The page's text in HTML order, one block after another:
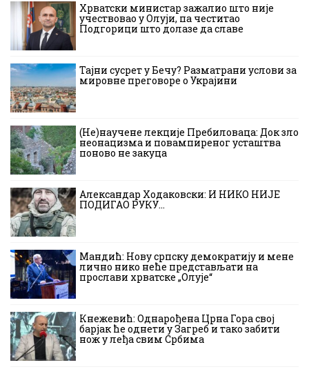
Хрватски министар зажалио што није
учествовао у Олуји, па честитао
Подгорици што долазе да славе
Тајни сусрет у Бечу? Разматрани услови за
мировне преговоре о Украјини
(Не)научене лекције Пребиловаца: Док зло
неонацизма и повампиреног усташтва
поново не закуца
Александар Ходаковски: И НИКО НИЈЕ
ПОДИГАО РУКУ…
Мандић: Нову српску демократију и мене
лично нико неће представљати на
прослави хрватске „Олује“
Кнежевић: Однарођена Црна Гора свој
барјак ће однети у Загреб и тако забити
нож у леђа свим Србима